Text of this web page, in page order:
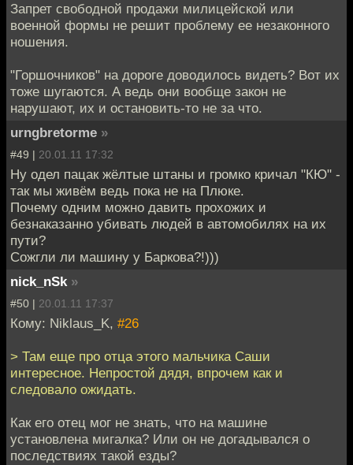
Запрет свободной продажи милицейской или
военной формы не решит проблему ее незаконного
ношения.
"Горшочников" на дороге доводилось видеть? Вот их
тоже шугаются. А ведь они вообще закон не
нарушают, их и остановить-то не за что.
urngbretorme »
#49 | 20.01.11 17:32
Ну одел пацак жёлтые штаны и громко кричал "КЮ" -
так мы живём ведь пока не на Плюке.
Почему одним можно давить прохожих и
безнаказанно убивать людей в автомобилях на их
пути?
Сожгли ли машину у Баркова?!)))
nick_nSk »
#50 | 20.01.11 17:37
Кому: Niklaus_K, #26
> Там еще про отца этого мальчика Саши
интересное. Непростой дядя, впрочем как и
следовало ожидать.
Как его отец мог не знать, что на машине
установлена мигалка? Или он не догадывался о
последствиях такой езды?